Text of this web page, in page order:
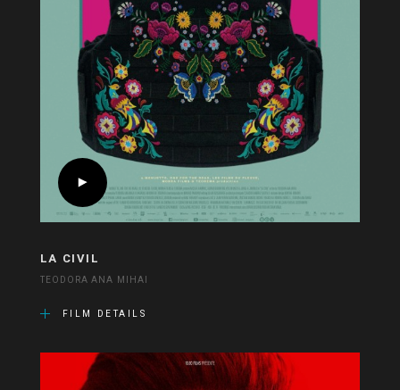
LA CIVIL
TEODORA ANA MIHAI
FILM DETAILS